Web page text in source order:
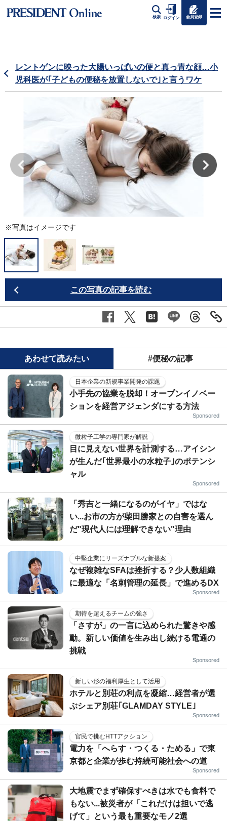
検索 ログイン 会員登録
レントゲンに映った大腸いっぱいの便と真っ青な顔…小
児科医が｢子どもの便秘を放置しないで｣と言うワケ
※写真はイメージです
この写真の記事を読む
あわせて読みたい #便秘の記事
日本企業の新規事業開発の課題
小手先の協業を脱却！オープンイノベー
ションを経営アジェンダにする方法
Sponsored
微粒子工学の専門家が解説
目に見えない世界を計測する…アイシン
が生んだ｢世界最小の水粒子｣のポテンシ
ャル
Sponsored
「秀吉と一緒になるのがイヤ」ではな
い...お市の方が柴田勝家との自害を選ん
だ"現代人には理解できない"理由
中堅企業にリーズナブルな新提案
なぜ複雑なSFAは挫折する？少人数組織
に最適な「名刺管理の延長」で進めるDX
Sponsored
期待を超えるチームの強さ
「さすが」の一言に込められた驚きや感
動。新しい価値を生み出し続ける電通の
挑戦
Sponsored
新しい形の福利厚生として活用
ホテルと別荘の利点を凝縮…経営者が選
ぶシェア別荘｢GLAMDAY STYLE｣
Sponsored
官民で挑むHTTアクション
電力を「へらす・つくる・ためる」で東
京都と企業が歩む持続可能社会への道
Sponsored
大地震でまず確保すべきは水でも食料で
もない...被災者が「これだけは担いで逃
げて」という最も重要なモノ2選